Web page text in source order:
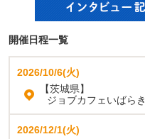
開催日程一覧
2026/10/6(火)
【茨城県】
ジョブカフェいばらき
2026/12/1(火)